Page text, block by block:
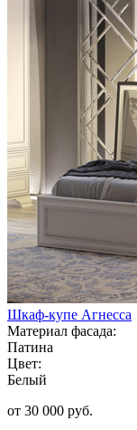
Шкаф-купе Агнесса
Материал фасада:
Патина
Цвет:
Белый
от 30 000 руб.